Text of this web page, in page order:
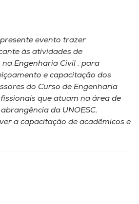
evento trazer
às atividades de
Engenharia Civil , para
e capacitação dos
do Curso de Engenharia
que atuam na área de
da UNOESC.
a capacitação de acadêmicos e